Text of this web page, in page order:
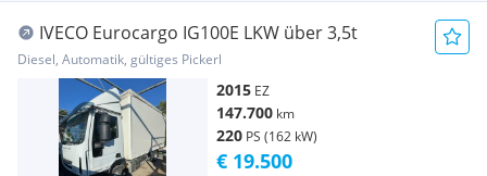
IVECO Eurocargo IG100E LKW über 3,5t
Diesel, Automatik, gültiges Pickerl
2015 EZ
147.700 km
220 PS (162 kW)
€ 19.500